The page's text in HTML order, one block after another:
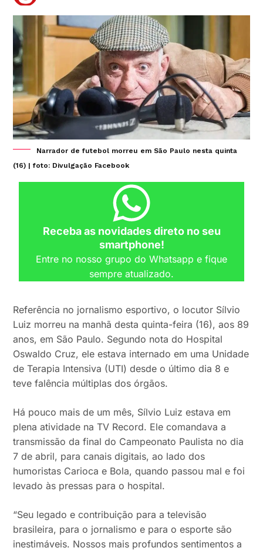
Narrador de futebol morreu em São Paulo nesta quinta
(16) | foto: Divulgação Facebook
Receba as novidades direto no seu
smartphone!
Entre no nosso grupo do Whatsapp e fique
sempre atualizado.
Referência no jornalismo esportivo, o locutor Sílvio
Luiz morreu na manhã desta quinta-feira (16), aos 89
anos, em São Paulo. Segundo nota do Hospital
Oswaldo Cruz, ele estava internado em uma Unidade
de Terapia Intensiva (UTI) desde o último dia 8 e
teve falência múltiplas dos órgãos.
Há pouco mais de um mês, Sílvio Luiz estava em
plena atividade na TV Record. Ele comandava a
transmissão da final do Campeonato Paulista no dia
7 de abril, para canais digitais, ao lado dos
humoristas Carioca e Bola, quando passou mal e foi
levado às pressas para o hospital.
“Seu legado e contribuição para a televisão
brasileira, para o jornalismo e para o esporte são
inestimáveis. Nossos mais profundos sentimentos a